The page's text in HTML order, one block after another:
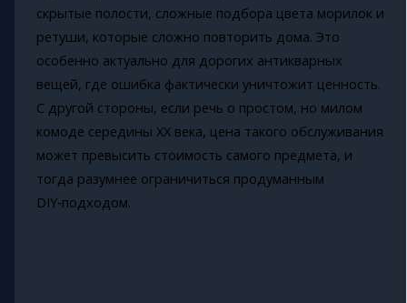
скрытые полости, сложные подбора цвета морилок и
ретуши, которые сложно повторить дома. Это
особенно актуально для дорогих антикварных
вещей, где ошибка фактически уничтожит ценность.
С другой стороны, если речь о простом, но милом
комоде середины XX века, цена такого обслуживания
может превысить стоимость самого предмета, и
тогда разумнее ограничиться продуманным
DIY‑подходом.